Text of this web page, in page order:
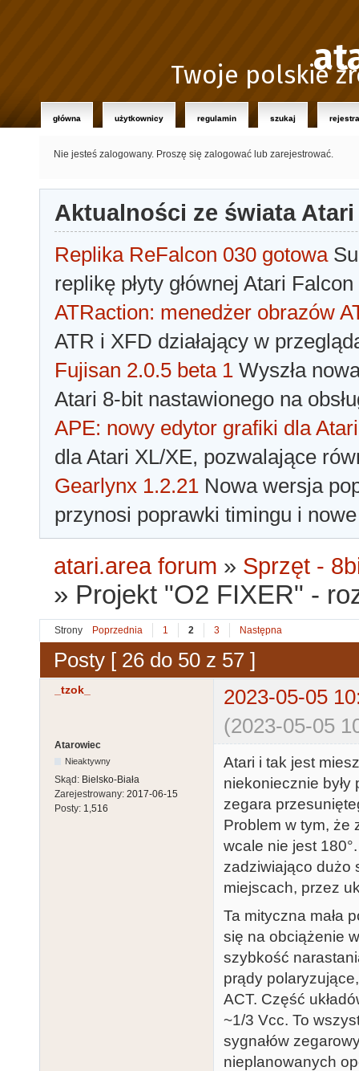
Twoje polskie
główna użytkownicy regulamin szukaj
Nie jesteś zalogowany. Proszę się zalogować lub zarejestrować.
Aktualności ze świata Atari
Replika ReFalcon 030 gotowa
replikę płyty głównej Atari
ATRaction: menedżer obrazów
ATR i XFD działający w
Fujisan 2.0.5 beta 1 Wyszła
Atari 8-bit nastawionego na
APE: nowy edytor grafiki dla Atari
dla Atari XL/XE, pozwalające
Gearlynx 1.2.21 Nowa wersja
przynosi poprawki timingu i
atari.area forum » Sprzęt -
» Projekt "O2 FIXER" -
Strony Poprzednia 1 2 3 Następna
Posty [ 26 do 50 z 57 ]
_tzok_
2023-05-05
(2023-05-05
Atarowiec
Nieaktywny
Skąd: Bielsko-Biała
Zarejestrowany: 2017-06-15
Posty: 1,516
Atari i tak jest
niekoniecznie
zegara
Problem w tym, że
wcale nie jest
zadziwiająco dużo
miejscach, przez
Ta mityczna mała
się na obciążenie
szybkość
prądy
ACT. Część
~1/3 Vcc. To
sygnałów
nieplanowanych